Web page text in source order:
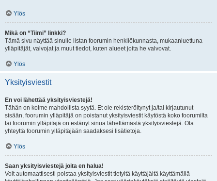
Ylös
Mikä on “Tiimi” linkki?
Tämä sivu näyttää sinulle listan foorumin henkilökunnasta, mukaanluettuna
ylläpitäjät, valvojat ja muut tiedot, kuten alueet joita he valvovat.
Ylös
Yksityisviestit
En voi lähettää yksityisviestejä!
Tähän on kolme mahdollista syytä. Et ole rekisteröitynyt ja/tai kirjautunut
sisään, foorumin ylläpitäjä on poistanut yksityisviestit käytöstä koko foorumilta
tai foorumin ylläpitäjä on estänyt sinua lähettämästä yksityisviestejä. Ota
yhteyttä foorumin ylläpitäjään saadaksesi lisätietoja.
Ylös
Saan yksityisviestejä joita en halua!
Voit automaattisesti poistaa yksityisviestit tietyltä käyttäjältä käyttämällä